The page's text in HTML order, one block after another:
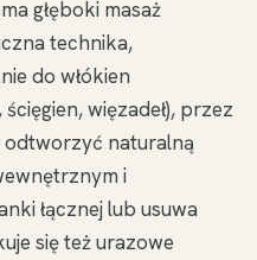
głęboki masaż
technika,
do włókien
więzadeł), przez
naturalną
i
łącznej lub usuwa
się też urazowe